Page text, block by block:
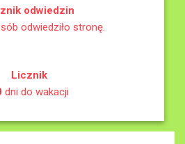
odwiedzin
odwiedziło stronę.
Licznik
dni do wakacji